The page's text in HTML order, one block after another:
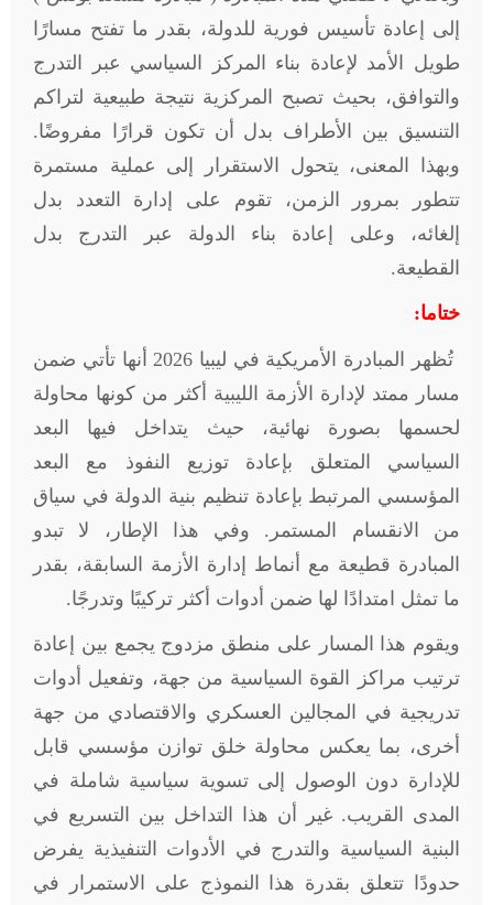
إلى إعادة تأسيس فورية للدولة، بقدر ما تفتح مسارًا
طويل الأمد لإعادة بناء المركز السياسي عبر التدرج
والتوافق، بحيث تصبح المركزية نتيجة طبيعية لتراكم
التنسيق بين الأطراف بدل أن تكون قرارًا مفروضًا.
وبهذا المعنى، يتحول الاستقرار إلى عملية مستمرة
تتطور بمرور الزمن، تقوم على إدارة التعدد بدل
إلغائه، وعلى إعادة بناء الدولة عبر التدرج بدل
القطيعة.
ختاما:
تُظهر المبادرة الأمريكية في ليبيا 2026 أنها تأتي ضمن
مسار ممتد لإدارة الأزمة الليبية أكثر من كونها محاولة
لحسمها بصورة نهائية، حيث يتداخل فيها البعد
السياسي المتعلق بإعادة توزيع النفوذ مع البعد
المؤسسي المرتبط بإعادة تنظيم بنية الدولة في سياق
من الانقسام المستمر. وفي هذا الإطار، لا تبدو
المبادرة قطيعة مع أنماط إدارة الأزمة السابقة، بقدر
ما تمثل امتدادًا لها ضمن أدوات أكثر تركيبًا وتدرجًا.
ويقوم هذا المسار على منطق مزدوج يجمع بين إعادة
ترتيب مراكز القوة السياسية من جهة، وتفعيل أدوات
تدريجية في المجالين العسكري والاقتصادي من جهة
أخرى، بما يعكس محاولة خلق توازن مؤسسي قابل
للإدارة دون الوصول إلى تسوية سياسية شاملة في
المدى القريب. غير أن هذا التداخل بين التسريع في
البنية السياسية والتدرج في الأدوات التنفيذية يفرض
حدودًا تتعلق بقدرة هذا النموذج على الاستمرار في